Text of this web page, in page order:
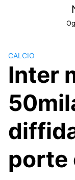
CALCIO
Inter
porte